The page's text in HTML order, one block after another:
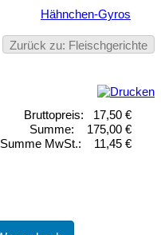
Hähnchen-Gyros
Zurück zu: Fleischgerichte
Bruttopreis:
17,50 €
Summe:
175,00 €
Summe MwSt.:
11,45 €